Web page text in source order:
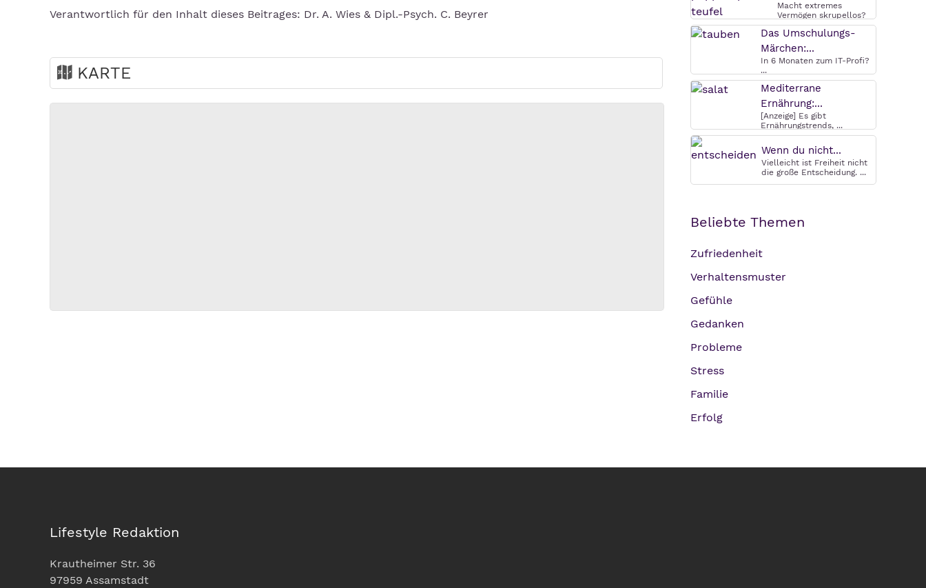
Verantwortlich für den Inhalt dieses Beitrages: Dr. A. Wies & Dipl.-Psych. C. Beyrer
KARTE
Macht extremes
Vermögen skrupellos?
Warum das ...
Das Umschulungs-
Märchen:...
In 6 Monaten zum IT-Profi?
...
Mediterrane
Ernährung:...
[Anzeige] Es gibt
Ernährungstrends, ...
Wenn du nicht...
Vielleicht ist Freiheit nicht
die große Entscheidung. ...
Beliebte Themen
Zufriedenheit
Verhaltensmuster
Gefühle
Gedanken
Probleme
Stress
Familie
Erfolg
Lifestyle Redaktion
Krautheimer Str. 36
97959 Assamstadt